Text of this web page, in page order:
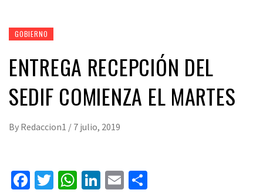
GOBIERNO
ENTREGA RECEPCIÓN DEL
SEDIF COMIENZA EL MARTES
By Redaccion1 / 7 julio, 2019
Facebook
Twitter
WhatsApp
LinkedIn
Email